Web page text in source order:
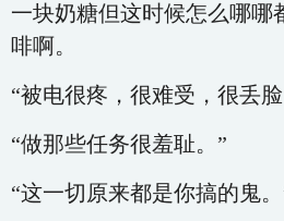
一块奶糖但这时候怎么哪哪
啡啊。
“被电很疼，很难受，很丢
“做那些任务很羞耻。”
“这一切原来都是你搞的鬼。